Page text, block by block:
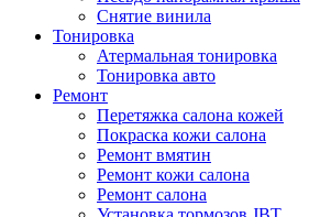
Снятие винила
Тонировка
Атермальная тонировка
Тонировка авто
Ремонт
Перетяжка салона кожей
Покраска кожи салона
Ремонт вмятин
Ремонт кожи салона
Ремонт салона